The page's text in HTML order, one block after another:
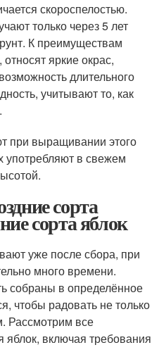
скороспелостью.
только через 5 лет
К преимуществам
яркие окрас,
длительного
учитывают то, как
при выращивании этого
употребляют в свежем
сорта
сорта яблок
уже после сбора, при
много времени.
собраны в определённое
чтобы радовать не только
Рассмотрим все
яблок, включая требования